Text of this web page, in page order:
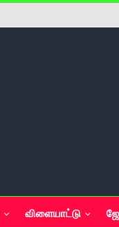
விளையாட்டு